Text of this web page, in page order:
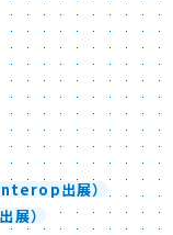
出展）
）